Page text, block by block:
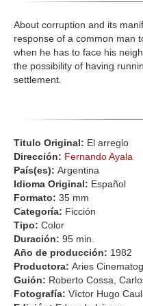
About corruption and its
response of a common man
when he has to face his
the possibility of having
settlement.
Titulo Original: El arreglo
Dirección: Fernando Ayala
País(es): Argentina
Idioma Original: Español
Formato: 35 mm
Categoría: Ficción
Tipo: Color
Duración: 95 min.
Año de producción: 1982
Productora: Aries
Guión: Roberto Cossa,
Fotografía: Víctor Hugo